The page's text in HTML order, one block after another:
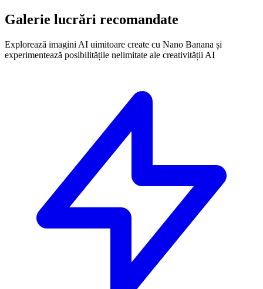
Galerie lucrări recomandate
Explorează imagini AI uimitoare create cu Nano Banana și
experimentează posibilitățile nelimitate ale creativității AI